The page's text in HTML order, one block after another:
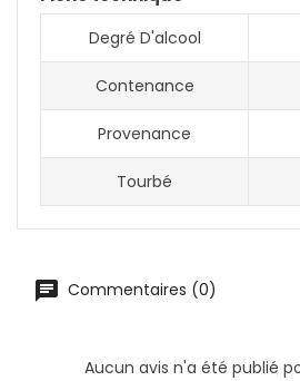
Degré D'alcool
Contenance
Provenance
Tourbé
Commentaires (0)
Aucun avis n'a été publié